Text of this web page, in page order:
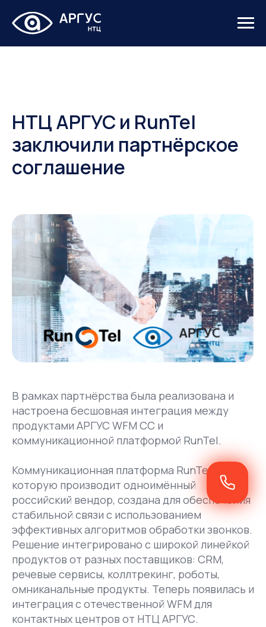
НТЦ АРГУС и RunTel
заключили партнёрское
соглашение
В рамках партнёрства была реализована и
настроена бесшовная интеграция между
продуктами АРГУС WFM CC и
коммуникационной платформой RunTel.
Коммуникационная платформа RunTel,
которую производит одноимённый
российский вендор, создана для обеспечения
стабильной связи с использованием
эффективных алгоритмов обработки звонков.
Решение интегрировано с широкой линейкой
продуктов от разных поставщиков: CRM,
речевые сервисы, коллтрекинг, роботы,
омниканальные продукты. Теперь появилась и
интеграция с отечественной WFM для
контактных центров от НТЦ АРГУС.